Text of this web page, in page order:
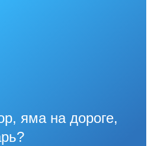
яма на дороге,